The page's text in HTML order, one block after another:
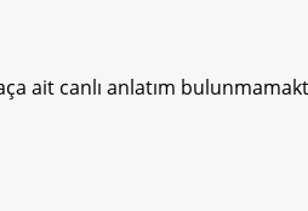
ait canlı anlatım